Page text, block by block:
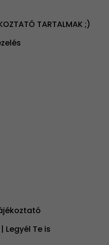
TARTALMAK ;)
Legyél Te is